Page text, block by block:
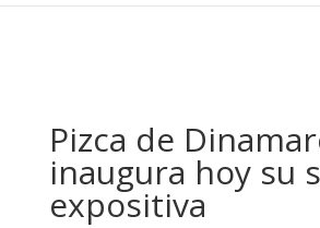
Pizca de
inaugura hoy su
expositiva